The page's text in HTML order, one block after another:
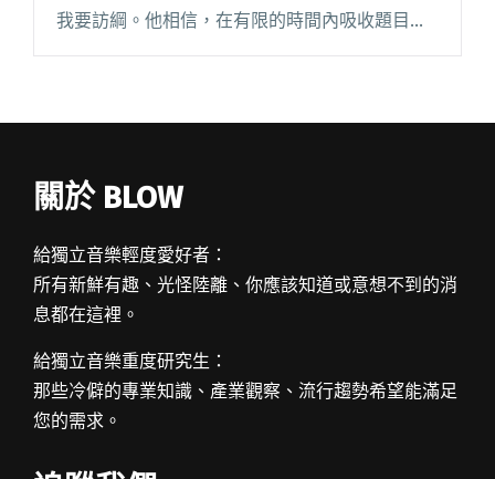
我要訪綱。他相信，在有限的時間內吸收題目，
關於 BLOW
給獨立音樂輕度愛好者：
所有新鮮有趣、光怪陸離、你應該知道或意想不到的消
息都在這裡。
給獨立音樂重度研究生：
那些冷僻的專業知識、產業觀察、流行趨勢希望能滿足
您的需求。